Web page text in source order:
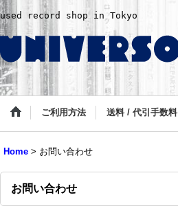
used record shop in Tokyo
ご利用方法 送料 / 代引手数料
Home > お問い合わせ
お問い合わせ